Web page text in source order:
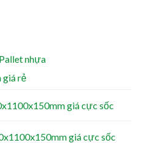
Pallet nhựa
giá rẻ
giá cực sốc
giá cực sốc